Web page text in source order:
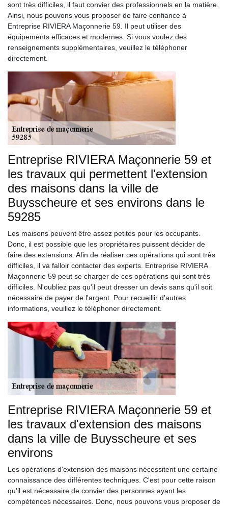
sont très difficiles, il faut convier des professionnels en la matière.
Ainsi, nous pouvons vous proposer de faire confiance à
Entreprise RIVIERA Maçonnerie 59. Il peut utiliser des
équipements efficaces et modernes. Si vous voulez des
renseignements supplémentaires, veuillez le téléphoner
directement.
Entreprise RIVIERA Maçonnerie 59 et
les travaux qui permettent l'extension
des maisons dans la ville de
Buysscheure et ses environs dans le
59285
Les maisons peuvent être assez petites pour les occupants.
Donc, il est possible que les propriétaires puissent décider de
faire des extensions. Afin de réaliser ces opérations qui sont très
difficiles, il va falloir contacter des experts. Entreprise RIVIERA
Maçonnerie 59 peut se charger de ces opérations qui sont très
difficiles. N'oubliez pas qu'il peut dresser un devis sans qu'il soit
nécessaire de payer de l'argent. Pour recueillir d'autres
informations, veuillez le téléphoner directement.
Entreprise RIVIERA Maçonnerie 59 et
les travaux d'extension des maisons
dans la ville de Buysscheure et ses
environs
Les opérations d'extension des maisons nécessitent une certaine
connaissance des différentes techniques. C'est pour cette raison
qu'il est nécessaire de convier des personnes ayant les
compétences nécessaires. Donc, nous pouvons vous proposer de